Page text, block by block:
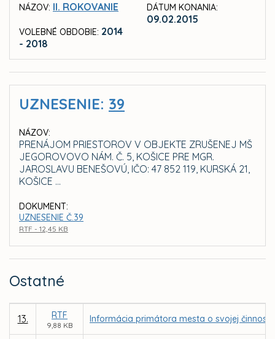
NÁZOV: II. ROKOVANIE
VOLEBNÉ OBDOBIE: 2014
- 2018
DÁTUM KONANIA:
09.02.2015
UZNESENIE: 39
NÁZOV:
PRENÁJOM PRIESTOROV V OBJEKTE ZRUŠENEJ MŠ
JEGOROVOVO NÁM. Č. 5, KOŠICE PRE MGR.
JAROSLAVU BENEŠOVÚ, IČO: 47 852 119, KURSKÁ 21,
KOŠICE ...
DOKUMENT:
UZNESENIE Č.39
RTF - 12,45 KB
Ostatné
13. RTF
9,88 KB
Informácia primátora mesta o svojej